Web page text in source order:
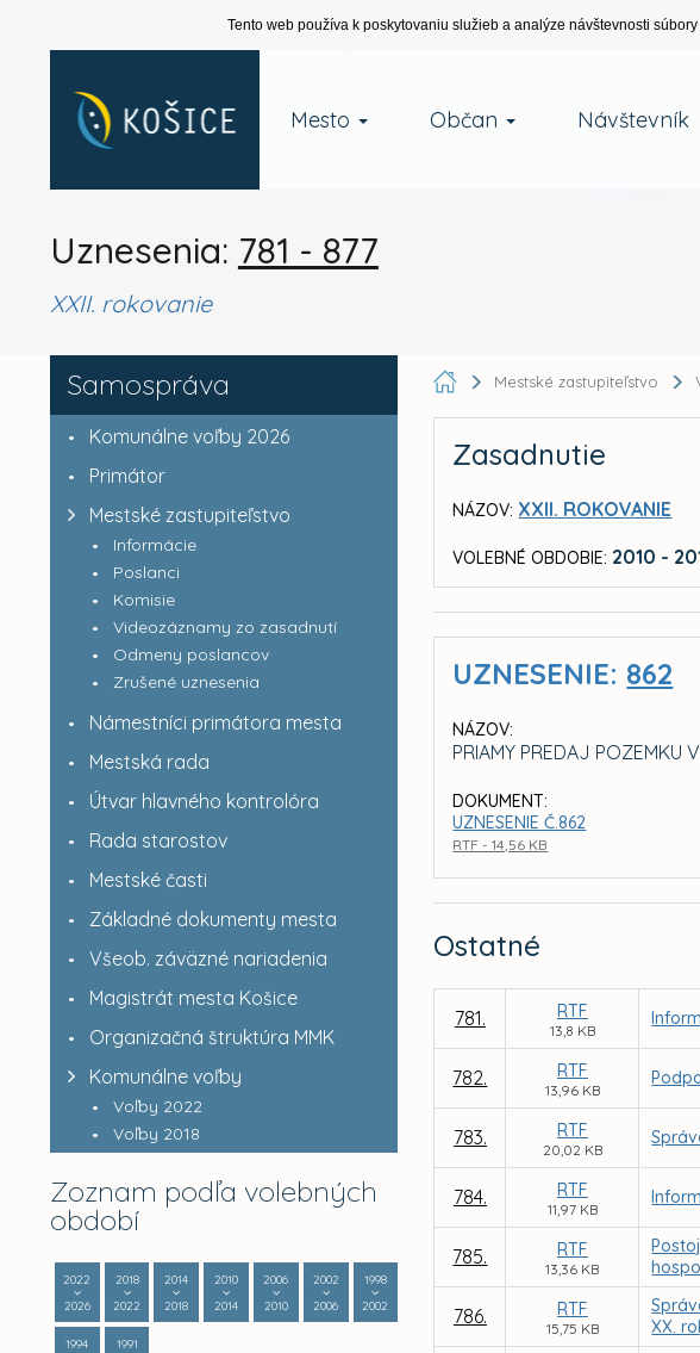
Tento web používa k poskytovaniu služieb a analýze návštevnosti
Mesto Občan Návštevník
Uznesenia: 781 - 877
XXII. rokovanie
Samospráva
Komunálne voľby 2026
Primátor
Mestské zastupiteľstvo
Informácie
Poslanci
Komisie
Videozáznamy zo zasadnutí
Odmeny poslancov
Zrušené uznesenia
Námestníci primátora mesta
Mestská rada
Útvar hlavného kontrolóra
Rada starostov
Mestské časti
Základné dokumenty mesta
Všeob. záväzné nariadenia
Magistrát mesta Košice
Organizačná štruktúra MMK
Komunálne voľby
Voľby 2022
Voľby 2018
Zoznam podľa volebných
období
2022
2026
2018
2022
2014
2018
2010
2014
2006
2010
2002
2006
1998
2002
1994
1991
Mestské zastupiteľstvo
Zasadnutie
NÁZOV: XXII. ROKOVANIE
VOLEBNÉ OBDOBIE: 2010 -
UZNESENIE: 862
NÁZOV:
PRIAMY PREDAJ POZEMKU
DOKUMENT:
UZNESENIE Č.862
RTF - 14,56 KB
Ostatné
781. RTF
13,8 KB
782. RTF
13,96 KB
783. RTF
20,02 KB
784. RTF
11,97 KB
785. RTF
13,36 KB
786. RTF
15,75 KB
XX.